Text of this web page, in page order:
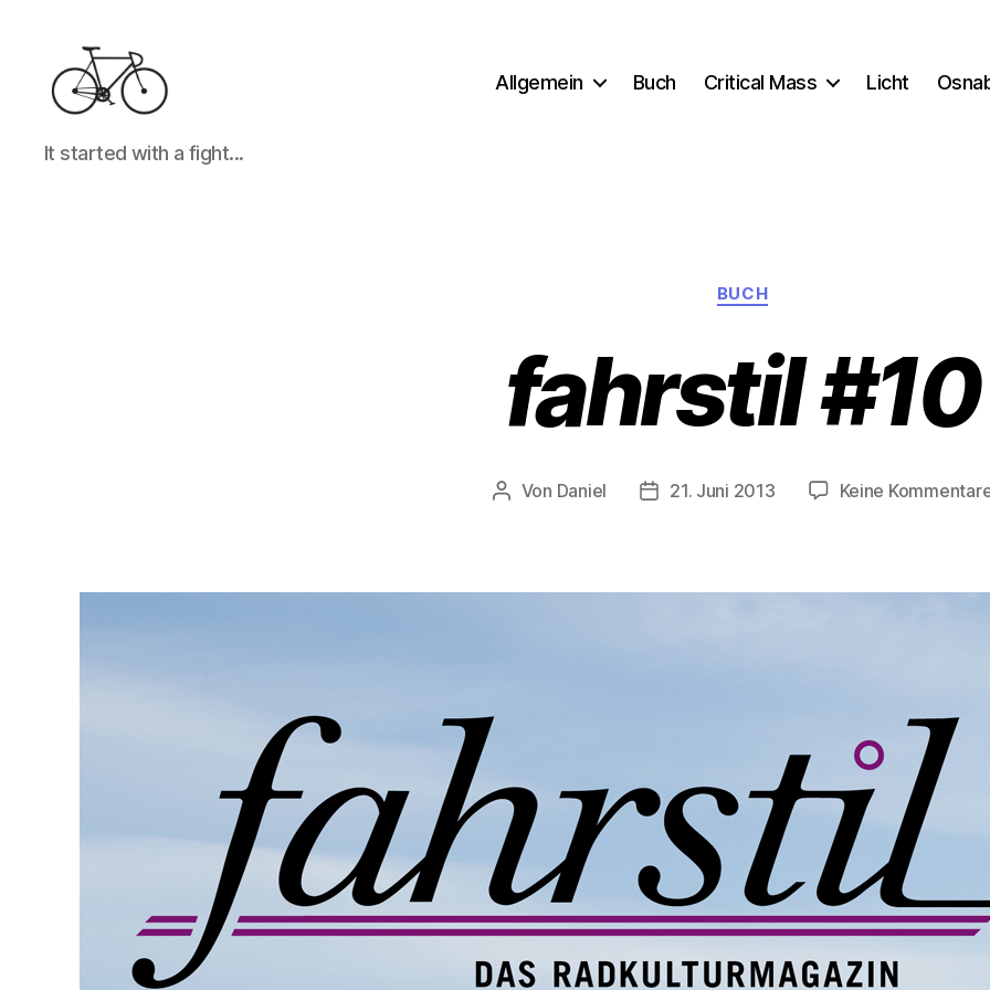
It
started
It started with a fight...
Allgemein Buch Critical Mass Licht
Kategorien
BUCH
fahrstil #10
Beitragsautor
Von Daniel Beitragsdatum
21. Juni 2013 Keine